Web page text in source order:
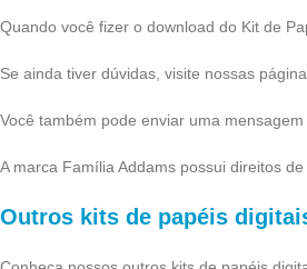
Quando você fizer o download do Kit de
Se ainda tiver dúvidas, visite nossas
Você também pode enviar uma
A marca Família Addams possui direitos
Outros kits de papéis